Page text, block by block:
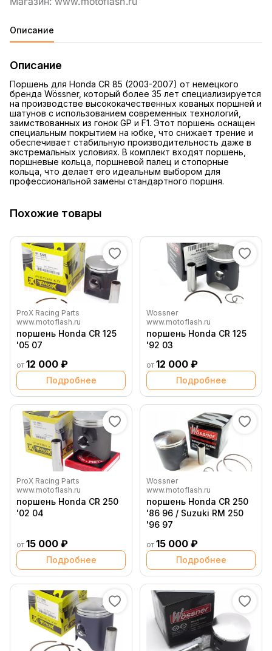
Описание
Описание
Поршень для Honda CR 85 (2003-2007) от немецкого
бренда Wössner, который более 35 лет специализируется
на производстве высококачественных кованых поршней и
шатунов с использованием современных технологий,
заимствованных из гонок GP и F1. Этот поршень оснащен
специальным покрытием на юбке, что снижает трение и
обеспечивает стабильную производительность даже в
экстремальных условиях. В комплект входят поршень,
поршневые кольца, поршневой палец и стопорные
кольца, что делает его идеальным выбором для
профессиональной замены стандартного поршня.
Похожие товары
ProX Racing Parts
www.motoflash.ru
поршень Honda CR 125
'05 07
от 12 000 ₽
Подробнее
Wossner
www.motoflash.ru
поршень Honda CR 125
'92 03
от 12 000 ₽
Подробнее
ProX Racing Parts
www.motoflash.ru
поршень Honda CR 250
'02 04
от 15 000 ₽
Подробнее
Wossner
www.motoflash.ru
поршень Honda CR 250
'86 96 / Suzuki RM 250
'96 97
от 15 000 ₽
Подробнее